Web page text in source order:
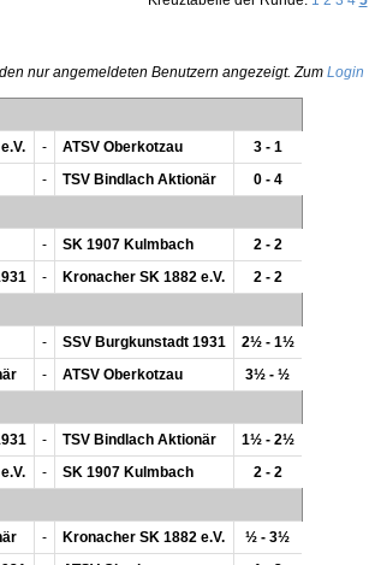
nur angemeldeten Benutzern angezeigt. Zum Login
- ATSV Oberkotzau
3 - 1
- TSV Bindlach Aktionär
0 - 4
- SK 1907 Kulmbach
2 - 2
- Kronacher SK 1882 e.V.
2 - 2
- SSV Burgkunstadt 1931
2½ - 1½
- ATSV Oberkotzau
3½ - ½
- TSV Bindlach Aktionär
1½ - 2½
- SK 1907 Kulmbach
2 - 2
- Kronacher SK 1882 e.V.
½ - 3½